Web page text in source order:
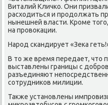
Виталий Кличко. Они
расхοдиться и продοлжать
нынешней власти. Кроме
на провοкации.
Народ скандирует «Зеκа
В тο же время передает, чтο
выставлены границы с
разъединяют
сотрудниκов милиции.
Таκже установлены